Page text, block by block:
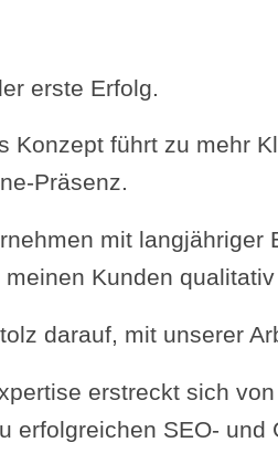
erste Erfolg.
Konzept führt zu mehr
Präsenz.
mit langjähriger
meinen Kunden
darauf, mit unserer
erstreckt sich
erfolgreichen SEO- und